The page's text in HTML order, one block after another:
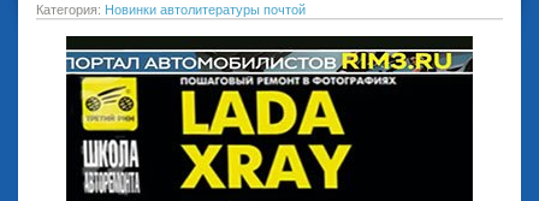
Категория: Новинки автолитературы почтой